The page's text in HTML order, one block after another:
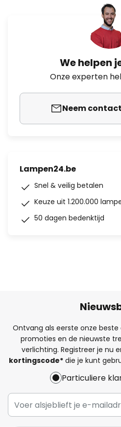
We helpen
Onze experten
Neem
Lampen24.be
Snel & veilig betalen
Keuze uit 1.200.000
50 dagen bedenktijd
Ontvang als eerste onze
promoties en de nieuwste
verlichting. Registreer je nu
kortingscode*die je kunt
Particuliere